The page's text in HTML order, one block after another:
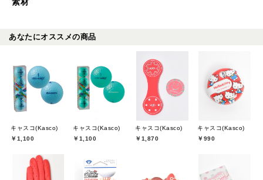
あなたにオススメの商品
キャスコ(Kasco)
￥1,100
キャスコ(Kasco)
￥1,100
キャスコ(Kasco)
￥1,870
キャスコ(Kasco)
￥990